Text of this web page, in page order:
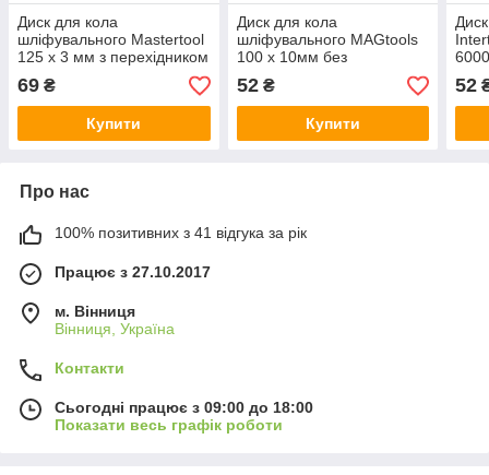
Диск для кола
шліфувального Mastertool
125 x 3 мм з перехідником
(08-6000)
69 ₴
Купити
Диск для кола
шліфувального MAGtools
100 x 10мм без
перехідника (м-х-145)
52₴
Купити
52
Про нас
100% позитивних з 41 відгука за рік
Працює з 27.10.2017
м. Вінниця
Вінниця, Україна
Контакти
Сьогодні працює з 09:00 до 18:00
Показати весь графік роботи